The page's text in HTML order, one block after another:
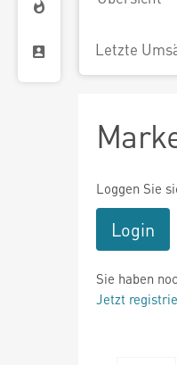
Letzte
Loggen Sie
Login
Sie haben
Jetzt